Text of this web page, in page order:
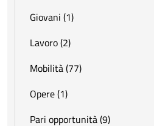
Giovani (1)
Lavoro (2)
Mobilità (77)
Opere (1)
Pari opportunità (9)